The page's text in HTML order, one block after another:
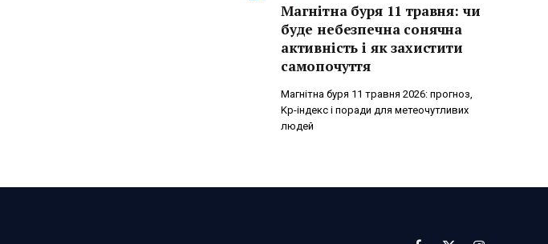
Магнітна буря 11 травня: чи
буде небезпечна сонячна
активність і як захистити
самопочуття
Магнітна буря 11 травня 2026: прогноз,
Kp-індекс і поради для метеочутливих
людей